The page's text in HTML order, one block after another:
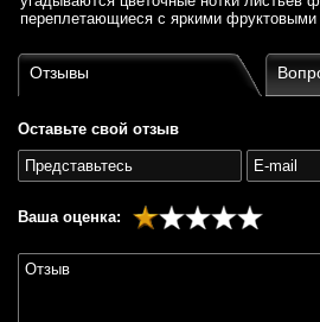
переплетающиеся с яркими фруктовыми
Отзывы
Оставьте свой отзыв
Ваша оценка: